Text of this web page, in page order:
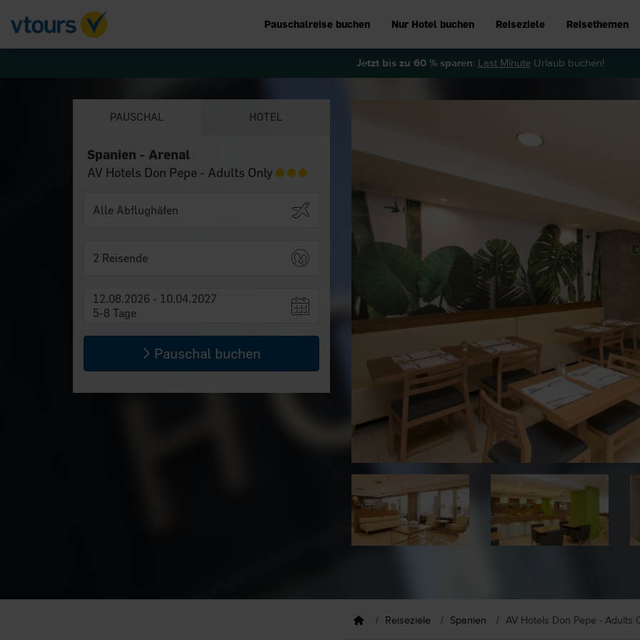
Pauschalreise buchen Nur Hotel buchen Reiseziele Reisethemen
Jetzt bis zu 60 % sparen: Last MinuteUrlaub buchen!
PAUSCHAL HOTEL
Spanien - Arenal
AV Hotels Don Pepe - Adults Only
2 Reisende
12.08.2026 - 10.04.2027
5-8 Tage
Pauschal buchen
Reiseziele Spanien AV Hotels Don Pepe - Adults